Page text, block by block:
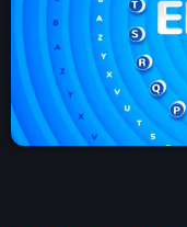
INICIO